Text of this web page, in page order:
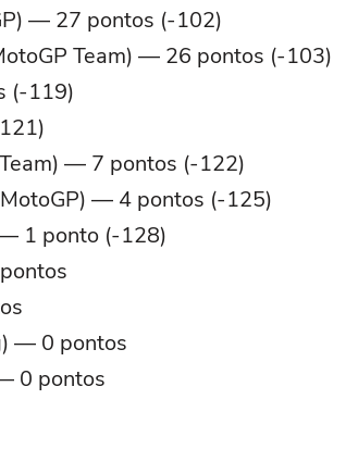
— 27 pontos (-102)
Team) — 26 pontos (-103)
(-119)
— 7 pontos (-122)
— 4 pontos (-125)
— 1 ponto (-128)
— 0 pontos
0 pontos